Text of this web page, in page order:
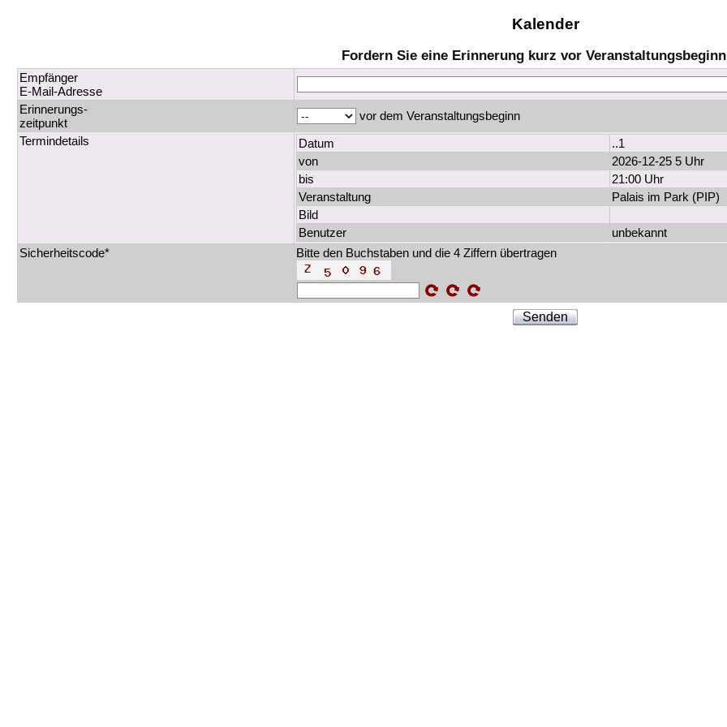
Kalender
Fordern Sie eine Erinnerung kurz vor
Empfänger
E-Mail-Adresse
Erinnerungs-
zeitpunkt
vor dem Veranstaltungsbeginn
Termindetails
Datum
..1
von
2026-12-25 5 Uhr
bis
21:00 Uhr
Veranstaltung
Palais im Park (PIP)
Bild
Benutzer
unbekannt
Sicherheitscode*
Bitte den Buchstaben und die 4 Ziffern übertragen